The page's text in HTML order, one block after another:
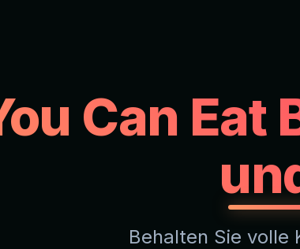
Can Eat
Behalten Sie volle